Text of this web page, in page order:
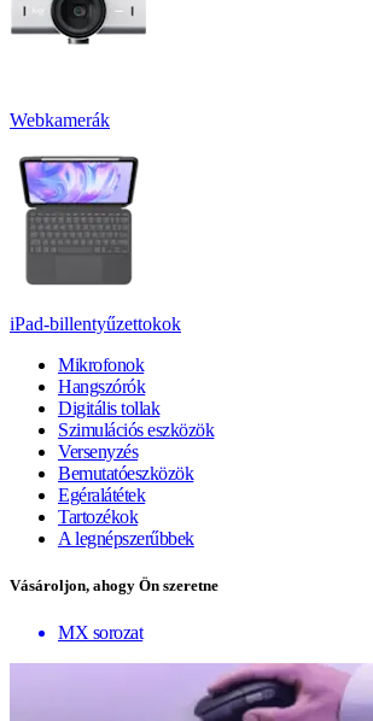
Webkamerák
iPad-billentyűzettokok
Mikrofonok
Hangszórók
Digitális tollak
Szimulációs eszközök
Versenyzés
Bemutatóeszközök
Egéralátétek
Tartozékok
A legnépszerűbbek
Vásároljon, ahogy Ön szeretne
MX sorozat